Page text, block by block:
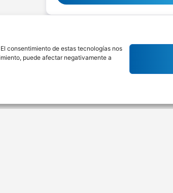
consentimiento de estas tecnologías nos
puede afectar negativamente a